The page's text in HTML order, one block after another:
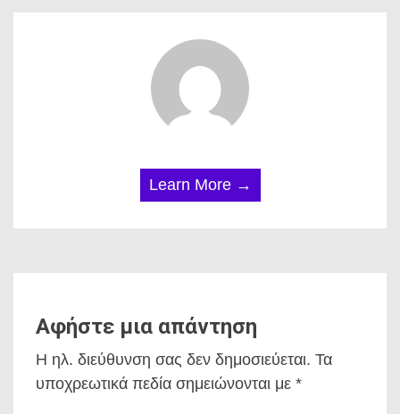
Learn More →
Αφήστε μια απάντηση
Η ηλ. διεύθυνση σας δεν δημοσιεύεται. Τα
υποχρεωτικά πεδία σημειώνονται με *